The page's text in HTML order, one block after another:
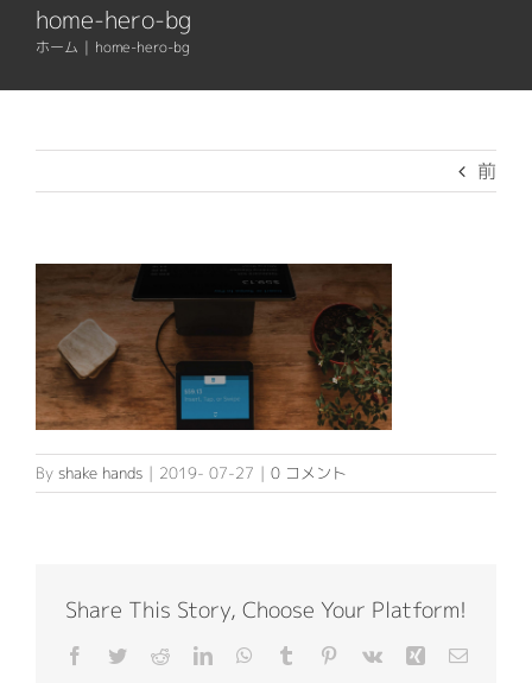
Home
Blog
民泊代行
不動産関連サービス
デザイン・システム開発
ITサポートサービス
代表挨拶
会社概要
Contact
home-hero-bg
ホーム | home-hero-bg
前
By shake hands | 2019- 07-27 | 0 コメント
Share This Story, Choose Your Platform!
Facebook
TwitterRedditLinkedInWhatsApp
Tumblr Pinterest
Vk Xing 電